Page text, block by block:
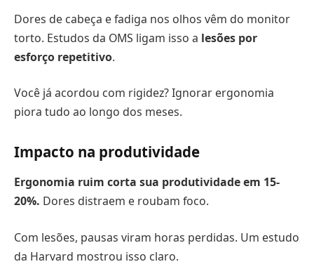
Dores de cabeça e fadiga nos olhos vêm do monitor
torto. Estudos da OMS ligam isso a lesões por
esforço repetitivo.
Você já acordou com rigidez? Ignorar ergonomia
piora tudo ao longo dos meses.
Impacto na produtividade
Ergonomia ruim corta sua produtividade em 15-
20%. Dores distraem e roubam foco.
Com lesões, pausas viram horas perdidas. Um estudo
da Harvard mostrou isso claro.